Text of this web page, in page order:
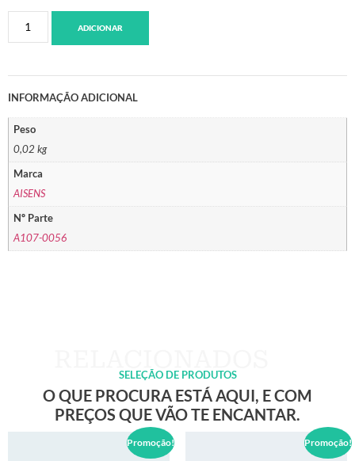
ADICIONAR
INFORMAÇÃO ADICIONAL
Peso
0,02 kg
Marca
AISENS
Nº Parte
A107-0056
SELEÇÃO DE PRODUTOS
O QUE PROCURA ESTÁ AQUI, E COM
PREÇOS QUE VÃO TE ENCANTAR.
Promoção! Promoção!